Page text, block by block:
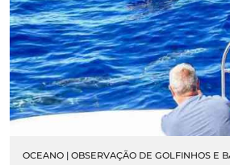
OCEANO | OBSERVAÇÃO DE GOLFINHOS E